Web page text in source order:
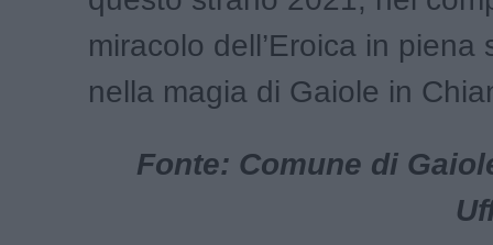
miracolo dell’Eroica in piena
nella magia di Gaiole in
Fonte: Comune di